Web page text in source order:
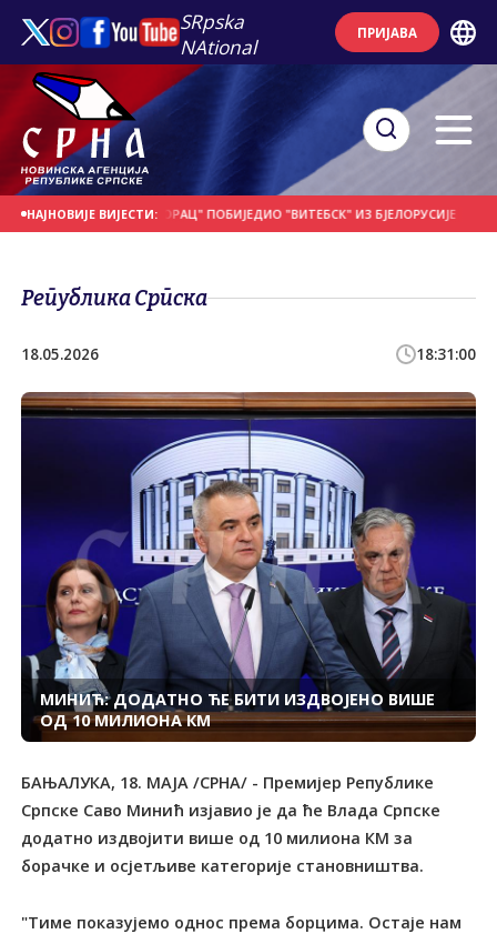
SRpska
NAtional
ПРИЈАВА
НАЈНОВИЈЕ ВИЈЕСТИ:
ДАН "БОРАЦ" ПОБИЈЕДИО "ВИТЕБСК" ИЗ БЈЕЛОРУСИЈЕ ПОЧЕО
Република Српска
18.05.2026 18:31:00
МИНИЋ: ДОДАТНО ЋЕ БИТИ ИЗДВОЈЕНО ВИШЕ
ОД 10 МИЛИОНА КМ
БАЊАЛУКА, 18. МАЈА /СРНА/ - Премијер Републике
Српске Саво Минић изјавио је да ће Влада Српске
додатно издвојити више од 10 милиона КМ за
борачке и осјетљиве категорије становништва.
"Тиме показујемо однос према борцима. Остаје нам